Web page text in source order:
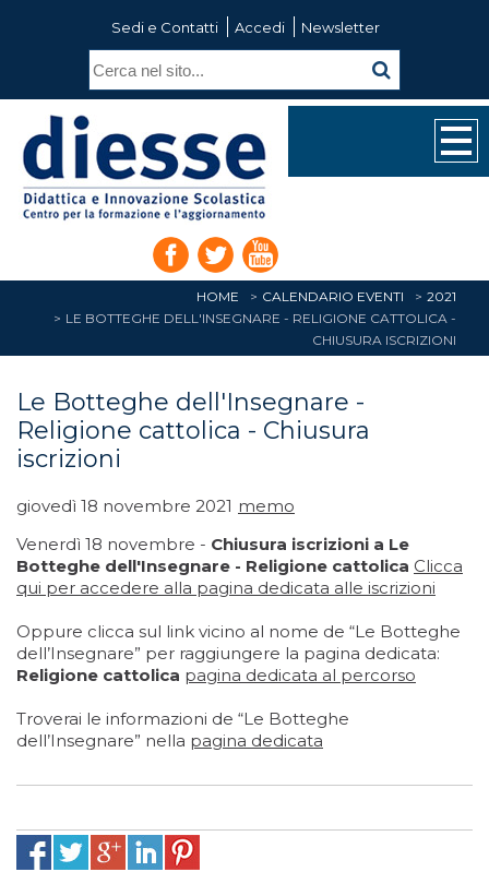
Sedi e Contatti Accedi Newsletter
HOME CALENDARIO EVENTI
2021
LE BOTTEGHE DELL'INSEGNARE - RELIGIONE CATTOLICA -
CHIUSURA ISCRIZIONI
Le Botteghe dell'Insegnare -
Religione cattolica - Chiusura
iscrizioni
giovedì 18 novembre 2021 memo
Venerdì 18 novembre - Chiusura iscrizioni a Le
Botteghe dell'Insegnare - Religione cattolica Clicca
qui per accedere alla pagina dedicata alle iscrizioni
Oppure clicca sul link vicino al nome de “Le Botteghe
dell’Insegnare” per raggiungere la pagina dedicata:
Religione cattolica pagina dedicata al percorso
Troverai le informazioni de “Le Botteghe
dell’Insegnare” nella pagina dedicata